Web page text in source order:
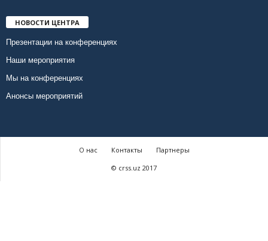
НОВОСТИ ЦЕНТРА
Презентации на конференциях
Наши мероприятия
Мы на конференциях
Анонсы мероприятий
О нас Контакты
Партнеры
© crss.uz 2017